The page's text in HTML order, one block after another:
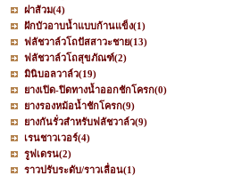
ฝาส้วม(4)
ฝักบัวอาบน้ำแบบก้านแข็ง(1)
ฟลัชวาล์วโถปัสสาวะชาย(13)
ฟลัชวาล์วโถสุขภัณฑ์(2)
มินิบอลวาล์ว(19)
ยางเปิด-ปิดทางน้ำออกชักโครก(0)
ยางรองหม้อน้ำชักโครก(9)
ยางกันรั่วสำหรับฟลัชวาล์ว(9)
เรนชาวเวอร์(4)
รูฟเดรน(2)
ราวปรับระดับ/ราวเลื่อน(1)